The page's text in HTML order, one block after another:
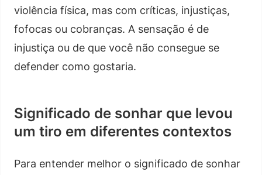
violência física, mas com críticas, injustiças,
fofocas ou cobranças. A sensação é de
injustiça ou de que você não consegue se
defender como gostaria.
Significado de sonhar que levou
um tiro em diferentes contextos
Para entender melhor o significado de sonhar